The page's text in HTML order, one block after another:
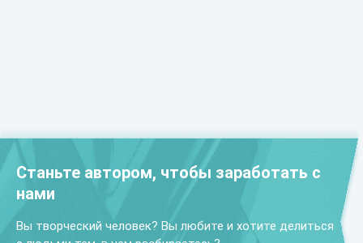
Станьте автором, чтобы заработать с
нами
Вы творческий человек? Вы любите и хотите делиться